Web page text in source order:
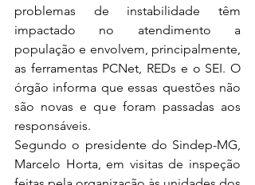
problemas de instabilidade têm
impactado no atendimento a
população e envolvem, principalmente,
as ferramentas PCNet, REDs e o SEI. O
órgão informa que essas questões não
são novas e que foram passadas aos
responsáveis.
Segundo o presidente do Sindep-MG,
Marcelo Horta, em visitas de inspeção